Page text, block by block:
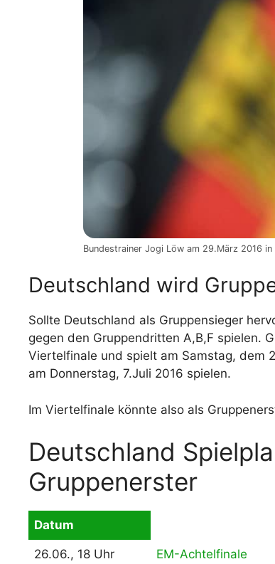
Bundestrainer Jogi Löw am 29.März 2016 in
Deutschland wird
Sollte Deutschland als Gruppensieger
gegen den Gruppendritten A,B,F spielen.
Viertelfinale und spielt am Samstag, dem
am Donnerstag, 7.Juli 2016 spielen.
Im Viertelfinale könnte also als
Deutschland
Gruppenerster
Datum
26.06., 18 Uhr EM-Achtelfinale